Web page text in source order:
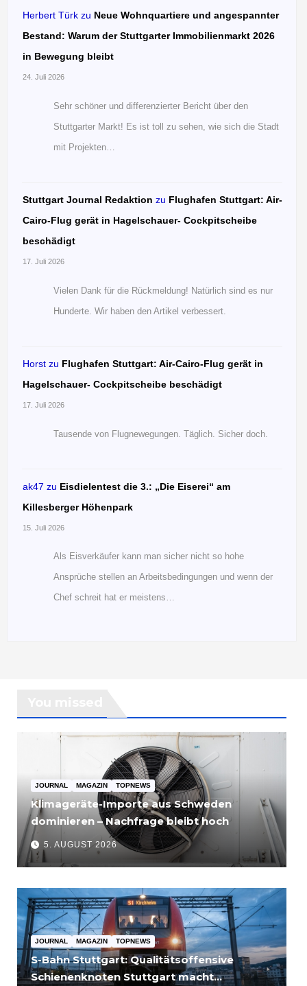
Herbert Türk zu Neue Wohnquartiere und angespannter
Bestand: Warum der Stuttgarter Immobilienmarkt 2026
in Bewegung bleibt
24. Juli 2026
Sehr schöner und differenzierter Bericht über den
Stuttgarter Markt! Es ist toll zu sehen, wie sich die Stadt
mit Projekten…
Stuttgart Journal Redaktion zu Flughafen Stuttgart: Air-
Cairo-Flug gerät in Hagelschauer- Cockpitscheibe
beschädigt
17. Juli 2026
Vielen Dank für die Rückmeldung! Natürlich sind es nur
Hunderte. Wir haben den Artikel verbessert.
Horst zu Flughafen Stuttgart: Air-Cairo-Flug gerät in
Hagelschauer- Cockpitscheibe beschädigt
17. Juli 2026
Tausende von Flugnewegungen. Täglich. Sicher doch.
ak47 zu Eisdielentest die 3.: „Die Eiserei“ am
Killesberger Höhenpark
15. Juli 2026
Als Eisverkäufer kann man sicher nicht so hohe
Ansprüche stellen an Arbeitsbedingungen und wenn der
Chef schreit hat er meistens…
JOURNAL MAGAZIN TOPNEWS
Klimageräte-Importe aus Schweden
dominieren – Nachfrage bleibt hoch
5. AUGUST 2026
JOURNAL MAGAZIN TOPNEWS
S-Bahn Stuttgart: Qualitätsoffensive
Schienenknoten Stuttgart macht